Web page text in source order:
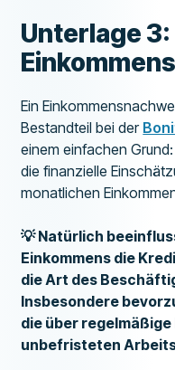
Unterlage 3:
Ein
Bestandteil bei der
einem einfachen
die finanzielle
monatlichen
💡 Natürlich
Einkommens die
die Art des
Insbesondere
die über
unbefristeten